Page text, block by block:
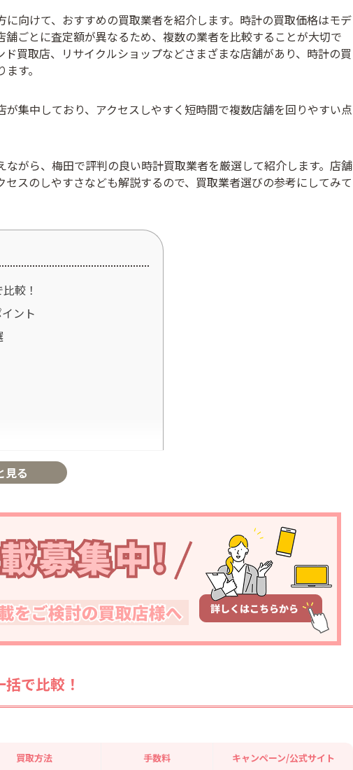
向けて、おすすめの買取業者を紹介します。時計の買取価格はモデ
ごとに査定額が異なるため、複数の業者を比較することが大切で
買取店、リサイクルショップなどさまざまな店舗があり、時計の買
す。
集中しており、アクセスしやすく短時間で複数店舗を回りやすい点
ながら、梅田で評判の良い時計買取業者を厳選して紹介します。店舗
セスのしやすさなども解説するので、買取業者選びの参考にしてみて
較！
ント
見る
で比較！
買取方法 手数料 キャンペーン/公式サイト